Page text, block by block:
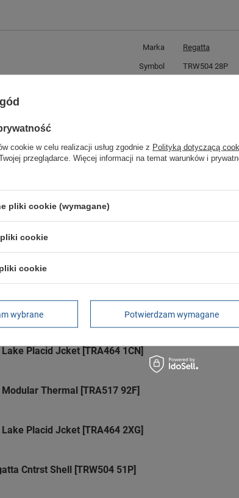
Marka Regatta
Symbol TRW504 28P
Czas na reklamację z tytułu
2 lata
Cntrst Shell [TRW504 56E]
Placid Jcket [TRA464 1CN]
Thermal [TRA517 92F]
Placid Jcket [TRA464 2XG]
Cntrst Shell [TRW504 51P]
cookie w celu realizacji usług zgodnie z Polityką dotyczącą
przeglądarce. Więcej informacji na temat warunków i
pliki cookie (wymagane)
cookie
cookie
wybrane Potwierdzam wymagane